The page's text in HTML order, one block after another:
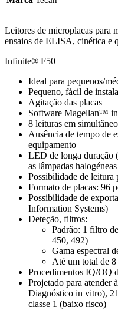
Leitores de microplacas para
ensaios de ELISA, cinética e
Infinite® F50
Ideal para pequenos/
Pequeno, fácil de
Agitação das placas
Software Magellan™
8 leituras em
Ausência de tempo de
equipamento
LED de longa duração
as lâmpadas
Possibilidade de leitura
Formato de placas: 96
Possibilidade de
Information Systems)
Deteção, filtros:
Padrão: 1 filtro
450, 492)
Gama espectral
Até um total de 8
Procedimentos IQ/OQ
Projetado para
Diagnóstico in vitro),
classe 1 (baixo risco)